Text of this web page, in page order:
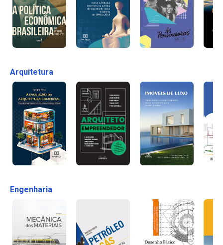
Arquitetura
Engenharia